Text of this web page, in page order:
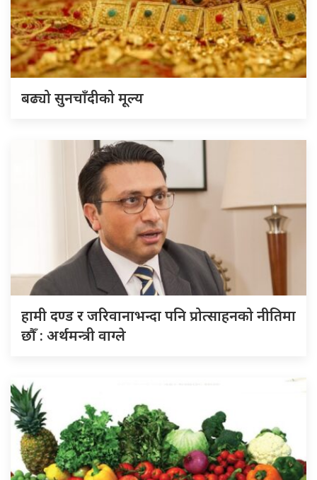
बढ्यो सुनचाँदीको मूल्य
हामी दण्ड र जरिवानाभन्दा पनि प्रोत्साहनको नीतिमा
छौँ : अर्थमन्त्री वाग्ले